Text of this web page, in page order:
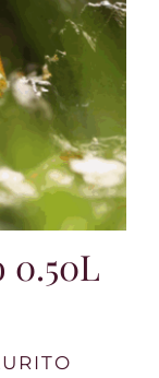
0.50L